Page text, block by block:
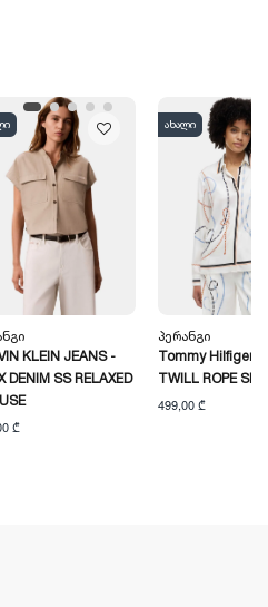
KLEIN JEANS -
DENIM SS RELAXED
₾
ახალი
Პერანგი
Tommy Hilfiger -
TWILL ROPE
499,00 ₾